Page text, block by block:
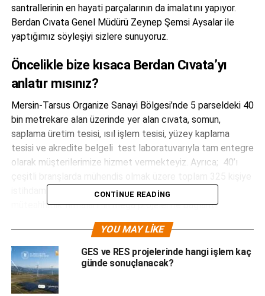
santrallerinin en hayati parçalarının da imalatını yapıyor.
Berdan Cıvata Genel Müdürü Zeynep Şemsi Aysalar ile
yaptığımız söyleşiyi sizlere sunuyoruz.
Öncelikle bize kısaca Berdan Cıvata’yı
anlatır mısınız?
Mersin-Tarsus Organize Sanayi Bölgesi’nde 5 parseldeki 40
bin metrekare alan üzerinde yer alan cıvata, somun,
saplama üretim tesisi, ısıl işlem tesisi, yüzey kaplama
tesisi ve akredite belgeli test laboratuvarıyla tam entegre
olarak müşterilerimize hizmet vermekteyiz. Ayrıca; 40’ı
istihdam sağlıyoruz. Yurtiçi ve yurtdışındaki dev
müteahhitlik firmalarının mega projelerine bağlantı
özgüvenle stratejik hedeflerimize emin adımlarla yürüyoruz.
Bu doğrultuda; yaptığımız ve yapacağımız yatırımlarla
organik olarak büyümeye önümüzdeki senelerde de devam
edeceğiz.
CONTINUE READING
YOU MAY LIKE
GES ve RES projelerinde hangi işlem kaç
günde sonuçlanacak?